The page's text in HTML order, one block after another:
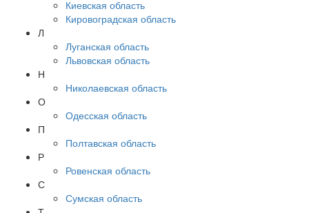
Киевская область
Кировоградская область
Л
Луганская область
Львовская область
Н
Николаевская область
О
Одесская область
П
Полтавская область
Р
Ровенская область
С
Сумская область